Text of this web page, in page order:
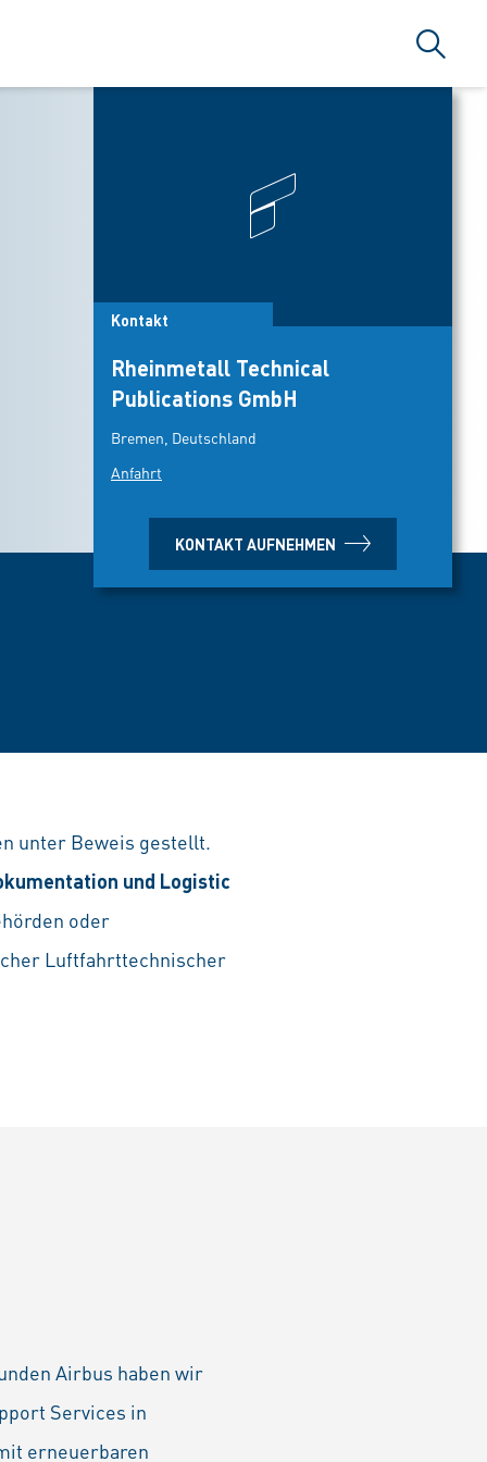
Suche
Kontakt
Rheinmetall Technical
Publications GmbH
Bremen, Deutschland
Anfahrt
KONTAKT AUFNEHMEN
unter Beweis gestellt.
und Logistic
oder
Luftfahrttechnischer
Airbus haben wir
Services in
erneuerbaren